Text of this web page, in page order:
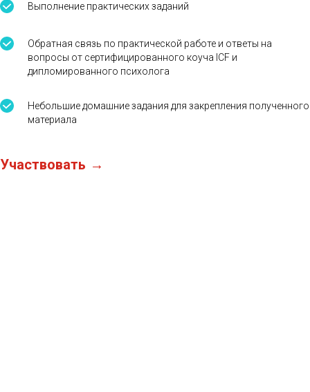
Выполнение практических заданий
Обратная связь по практической работе и ответы на
вопросы от сертифицированного коуча ICF и
дипломированного психолога
Небольшие домашние задания для закрепления полученного
материала
Участвовать